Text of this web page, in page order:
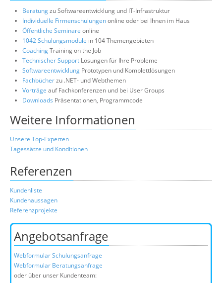
Beratungzu Softwareentwicklung und IT-Infrastruktur
Individuelle Firmenschulungenonline oder bei Ihnen im Haus
Öffentliche Seminare online
1042 Schulungsmodule in 104 Themengebieten
CoachingTraining on the Job
Technischer Support Lösungen für Ihre Probleme
Softwareentwicklung Prototypen und Komplettlösungen
Fachbücherzu .NET- und Webthemen
Vorträge auf Fachkonferenzen und bei User Groups
Downloads Präsentationen, Programmcode
Weitere Informationen
Unsere Top-Experten
Tagessätze und Konditionen
Referenzen
Kundenliste
Kundenaussagen
Referenzprojekte
Angebotsanfrage
Webformular Schulungsanfrage
Webformular Beratungsanfrage
oder über unser Kundenteam: